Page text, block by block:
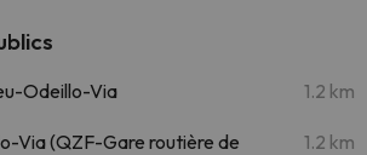
Odeillo-Via 1.2 km
Via (QZF-Gare routière de
1.2 km